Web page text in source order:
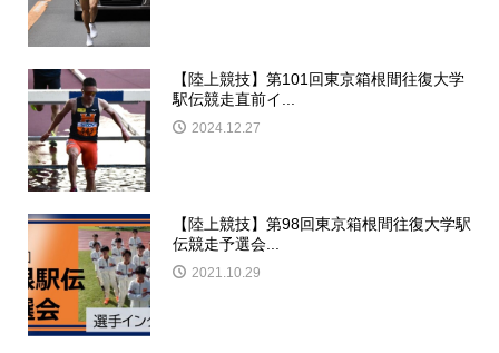
【陸上競技】第101回東京箱根間往復大学
駅伝競走直前イ...
2024.12.27
【陸上競技】第98回東京箱根間往復大学駅
伝競走予選会...
2021.10.29